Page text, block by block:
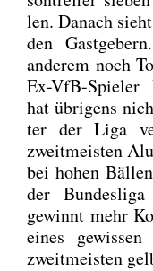
len. Danach
den
ande­rem noch
Ex-VfB-
hat übri­gens
ter der Liga
zweit­meis­ten
bei hohen
der
gewinnt mehr
eines
zweit­meis­ten